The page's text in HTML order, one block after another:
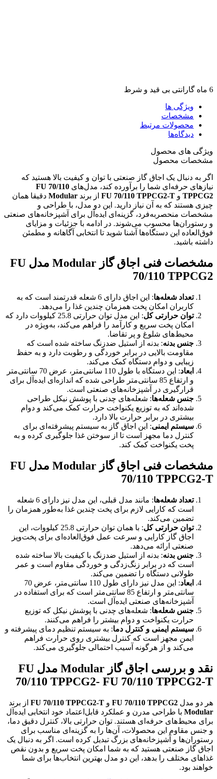
6 ماه گارانتی بی قید و شرط
ویژگی ها
مشخصات
محصولات مرتبط
دیدگاه‌ها
ویژگی های محصول
مشخصات محصول
اگر به دنبال یک اجاق گاز صنعتی با توان و کیفیت بالا هستید که
نیازهای حرفه‌ای شما را برآورده کند، مدل‌های FU 70/110
TPPCG2 و FU 70/110 TPPCG2-T از برند Modular دقیقا همان
چیزی هستند که به آن نیاز دارید. این دو مدل، با طراحی و
مشخصات منحصربه‌فرد، گزینه‌ای ایده‌آل برای آشپزخانه‌های صنعتی
و رستوران‌ها محسوب می‌شوند. در ادامه با جزئیات و مزایای
فوق‌العاده این دستگاه‌ها آشنا شوید تا انتخابی آگاهانه و مطمئن
داشته باشید.
مشخصات فنی اجاق گاز مدل FU
70/110 TPPCG2
تعداد شعله‌ها
: این اجاق دارای 6 شعله قدرتمند است که به
کاربران امکان پخت همزمان چندین غذا را می‌دهد.
توان حرارتی کل
: این مدل توان حرارتی 25.8 کیلووات دارد که
امکان پخت سریع و کارآمد را فراهم می‌کند، به‌ویژه در
محیط‌های شلوغ و پر تقاضا.
جنس بدنه: بدنه از استیل ضدزنگ ساخته شده است که
مقاومت بالایی در برابر خوردگی و رطوبت دارد و به حفظ
زیبایی و دوام دستگاه کمک می‌کند.
ابعاد
: این دستگاه با طول 110 سانتی‌متر، عرض 70 سانتی‌متر
و ارتفاع 85 سانتی‌متر طراحی شده که اندازه‌ای ایده‌آل برای
قرارگیری در آشپزخانه‌های صنعتی است.
جنس شعله‌ها: شعله‌های چدنی با پوشش نیکل طراحی
شده‌اند که به توزیع یکنواخت حرارت کمک می‌کند و دوام
بیشتری در برابر حرارت بالا دارد.
سیستم ایمنی: این اجاق گاز به سیستم پیشرفته‌ای برای
کنترل دما مجهز است تا از سوختن غذا جلوگیری کرده و به
پخت یکنواخت کمک کند.
مشخصات فنی اجاق گاز مدل FU
70/110 TPPCG2-T
تعداد شعله‌ها
: مانند مدل قبلی، این مدل نیز دارای 6 شعله
است که کارایی لازم برای پخت چندین غذا به‌طور همزمان را
تضمین می‌کند.
توان حرارتی کل
: با همان توان حرارتی 25.8 کیلووات، این
اجاق گاز کارایی و سرعت عمل فوق‌العاده‌ای برای پخت‌وپز
صنعتی ارائه می‌دهد.
جنس بدنه: بدنه از استیل ضدزنگ با کیفیت بالا ساخته شده
است که در برابر زنگ‌زدگی و خوردگی مقاوم است و عمر
طولانی دستگاه را تضمین می‌کند.
ابعاد
: این مدل نیز دارای طول 110 سانتی‌متر، عرض 70
سانتی‌متر و ارتفاع 85 سانتی‌متر است که برای استفاده در
آشپزخانه‌های صنعتی ایده‌آل است.
جنس شعله‌ها: شعله‌های چدنی با پوشش نیکل که توزیع
حرارت یکنواخت و دوام بیشتر را فراهم می‌کنند.
سیستم ایمنی و کنترل دما: به سیستم تنظیم دمای پیشرفته و
ایمن مجهز است که کنترل بیشتری روی حرارت فراهم
می‌کند و از هرگونه آسیب احتمالی جلوگیری می‌کند.
نقد و بررسی اجاق گاز Modular مدل FU
70/110 TPPCG2- FU 70/110 TPPCG2-T
هر دو مدل FU 70/110 TPPCG2 و FU 70/110 TPPCG2-T از برند
Modular با طراحی مدرن و عملکرد قابل‌اعتماد خود انتخابی ایده‌آل
برای محیط‌های حرفه‌ای هستند. توان حرارتی بالا، کنترل دقیق دما،
و جنس مقاوم این محصولات، آن‌ها را به گزینه‌ای مناسب برای
رستوران‌ها و آشپزخانه‌های بزرگ تبدیل کرده است. اگر به دنبال یک
اجاق گاز صنعتی هستید که به شما امکان پخت سریع و بدون نقص
غذاهای مختلف را بدهد، این دو مدل بهترین انتخاب‌ها برای شما
خواهند بود.